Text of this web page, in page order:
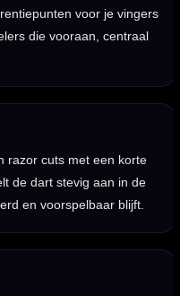
voor je vingers
die vooraan, centraal
razor cuts met een korte
de dart stevig aan in de
en voorspelbaar blijft.